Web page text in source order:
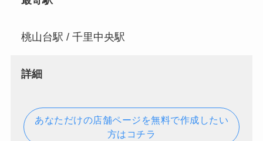
桃山台駅 / 千里中央駅
詳細
あなただけの店舗ページを無料で作成したい
方はコチラ